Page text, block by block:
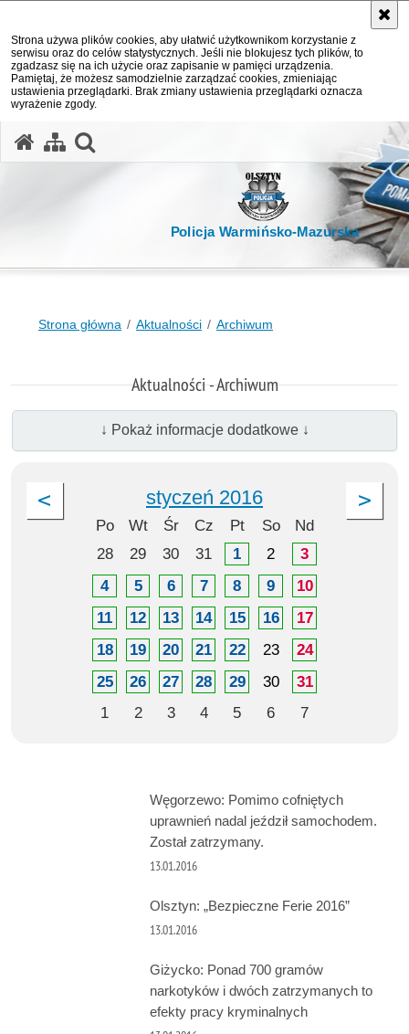
Strona używa plików cookies, aby ułatwić użytkownikom korzystanie z
serwisu oraz do celów statystycznych. Jeśli nie blokujesz tych plików, to
zgadzasz się na ich użycie oraz zapisanie w pamięci urządzenia.
Pamiętaj, że możesz samodzielnie zarządzać cookies, zmieniając
ustawienia przeglądarki. Brak zmiany ustawienia przeglądarki oznacza
wyrażenie zgody.
Policja Warmińsko-Mazurska
Strona główna Aktualności Archiwum
Aktualności - Archiwum
↓ Pokaż informacje dodatkowe ↓
styczeń 2016
Po Wt Śr Cz Pt So
Nd
28
29 30 31 1 2
3
4
5 6 7 8 9
10
11
12 13 14 15 16
17
18
19 20 21 22 23
24
25
26 27 28 29 30
31
1
2 3 4 5 6 7
Węgorzewo: Pomimo cofniętych
uprawnień nadal jeździł samochodem.
Został zatrzymany.
13.01.2016
Olsztyn: „Bezpieczne Ferie 2016”
13.01.2016
Giżycko: Ponad 700 gramów
narkotyków i dwóch zatrzymanych to
efekty pracy kryminalnych